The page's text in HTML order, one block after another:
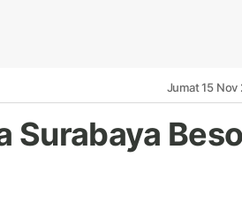
Jumat 15
Surabaya